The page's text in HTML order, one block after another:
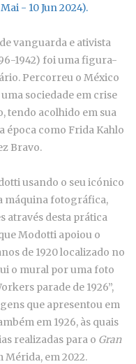
- 10 Jun 2024).
vanguarda e ativista
1942) foi uma figura-
Percorreu o México
sociedade em crise
tendo acolhido em sua
época como Frida Kahlo
Bravo.
usando o seu icónico
máquina fotográfica,
através desta prática
Modotti apoiou o
de 1920 localizado no
o mural por uma foto
parade de 1926”,
que apresentou em
em 1926, às quais
realizadas para o Gran
Mérida, em 2022.